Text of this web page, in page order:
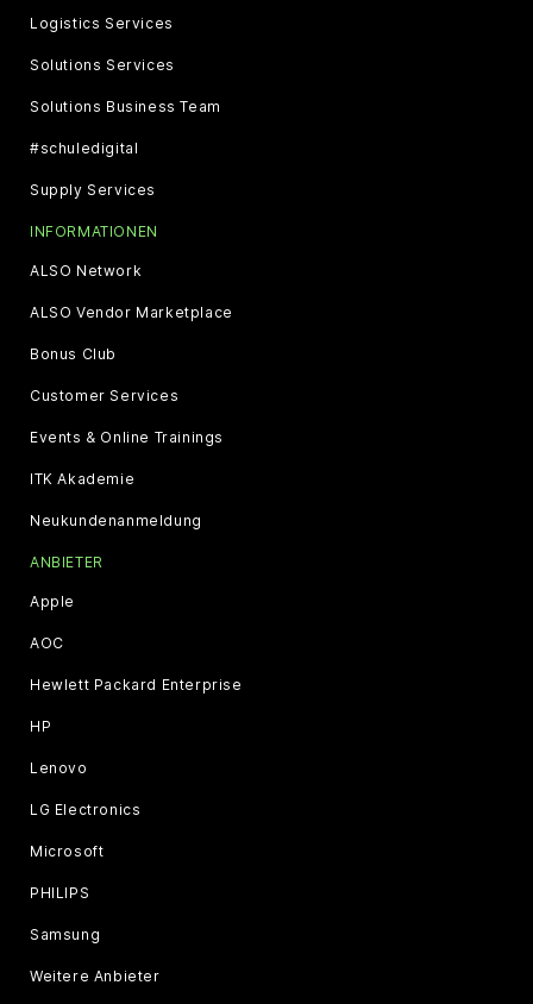
Logistics Services
Solutions Services
Solutions Business Team
#schuledigital
Supply Services
INFORMATIONEN
ALSO Network
ALSO Vendor Marketplace
Bonus Club
Customer Services
Events & Online Trainings
ITK Akademie
Neukundenanmeldung
ANBIETER
Apple
AOC
Hewlett Packard Enterprise
HP
Lenovo
LG Electronics
Microsoft
PHILIPS
Samsung
Weitere Anbieter